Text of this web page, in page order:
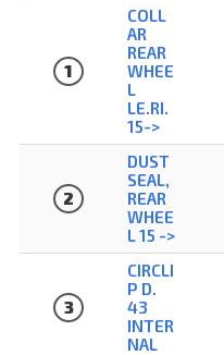
1
COLL
AR
REAR
WHEE
L
LE.RI.
15->
2
DUST
SEAL,
REAR
WHEE
L 15 ->
3
CIRCLI
P D.
43
INTER
NAL